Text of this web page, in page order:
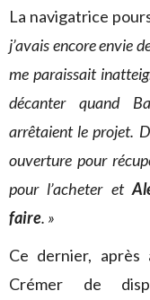
La navigatrice
j’avais encore envie
me paraissait
décanter quand
arrêtaient le projet.
ouverture pour
pour l’acheter et
faire. »
Ce dernier, après
Crémer de